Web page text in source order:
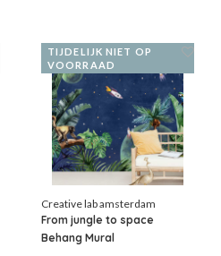
TIJDELIJK NIET OP
VOORRAAD
Creative lab amsterdam
From jungle to space
Behang Mural